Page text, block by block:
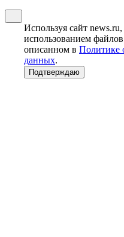
Используя сайт
использованием
описанном в Политике
данных.
Подтверждаю